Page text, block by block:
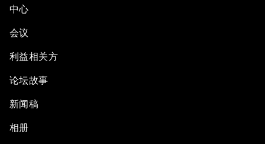
中心
会议
利益相关方
论坛故事
新闻稿
相册